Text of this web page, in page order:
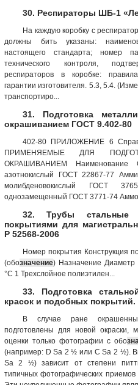
30. Респираторы ШБ-1
На каждую коробку с
должны бить указаны:
настоящего стандарта; номер
технического контроля,
респираторов в коробке:
гарантии изготовителя. 5.3, 5.4.
транспортиро...
31. Подготовка
окрашиванием ГОСТ 9.402-80
402-80 ПРИЛОЖЕНИЕ 6
ПРИМЕНЯЕМЫЕ ДЛЯ
ОКРАШИВАНИЕМ Наименование
азотнокислый ГОСТ 22867-77
молибденовокислый ГОСТ
однозамещенный ГОСТ 3771-74
32. Трубы стальные
покрытиями для
Р 52568-2006
Номер покрытия Конструкция
(обозначение) Назначение Диаметр
°С 1 Трехслойное полиэтилен...
33. Подготовка
красок и подобных
В случае ране
подготовлены для новой окраски,
оценки только фотографии с обо
(например: D Sa 2 ½ или С Sa 2 ½).
Sa 2 ½) зависит от степени
типичных фотографических приемов